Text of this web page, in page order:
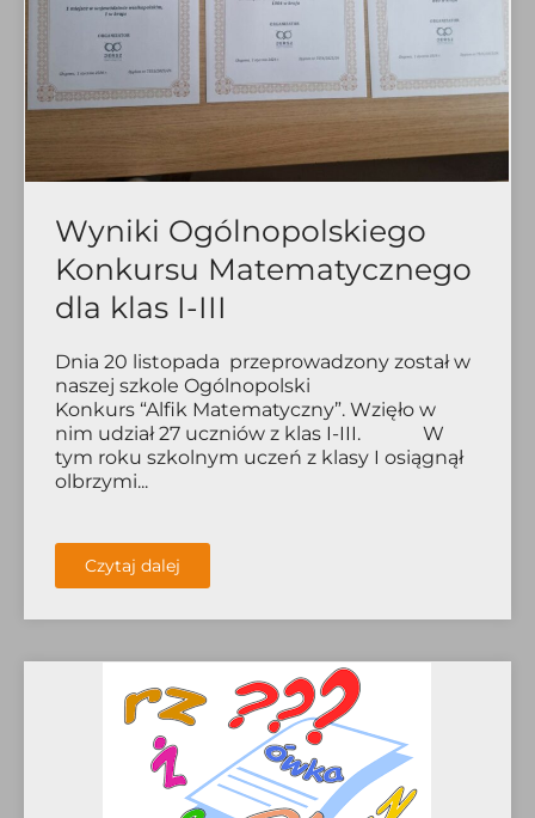
Wyniki Ogólnopolskiego
Konkursu Matematycznego
dla klas I-III
Dnia 20 listopada przeprowadzony został w
naszej szkole Ogólnopolski
Konkurs “Alfik Matematyczny”. Wzięło w
nim udział 27 uczniów z klas I-III. W
tym roku szkolnym uczeń z klasy I osiągnął
olbrzymi...
Czytaj dalej